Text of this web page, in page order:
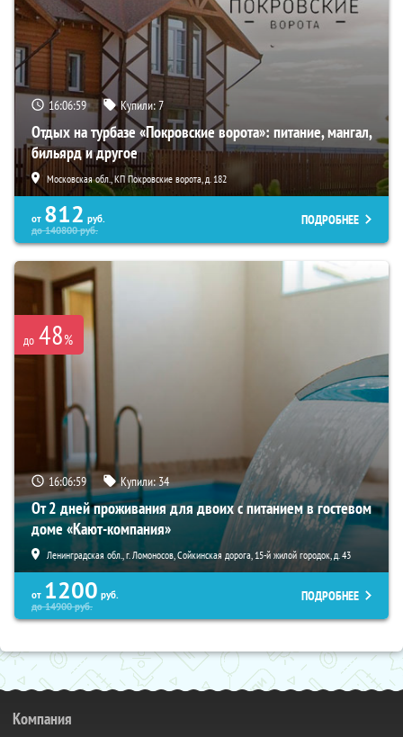
16:06:58 Купили:7
Отдых на турбазе «Покровские ворота»: питание, мангал,
бильярд и другое
Московская обл., КП Покровские ворота, д. 182
от 812 руб.
до140800руб.
ПОДРОБНЕЕ
до 48%
16:06:58 Купили:34
От 2 дней проживания для двоих с питанием в гостевом
доме «Кают-компания»
Ленинградская обл., г. Ломоносов, Сойкинская дорога, 15-й жилой городок, д. 43
от 1200 руб.
до14900руб.
ПОДРОБНЕЕ
Компания